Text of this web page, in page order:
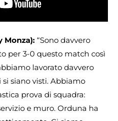
Monza): “Sono davvero
per 3-0 questo match così
lavorato davvero
siano visti. Abbiamo
prova di squadra:
e muro. Orduna ha